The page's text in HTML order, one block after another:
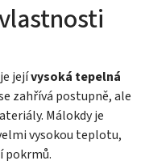
jejívysoká tepelná
zahřívá postupně, ale
Málokdy je
vysokou teplotu,
pokrmů.